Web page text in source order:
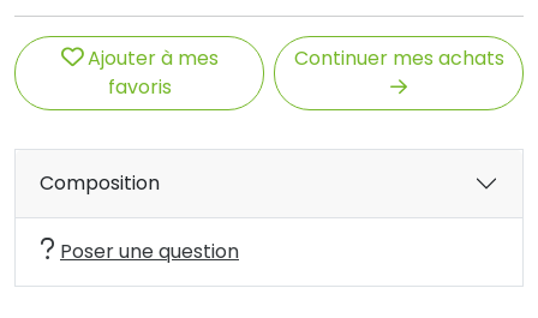
Ajouter à mes
favoris
Continuer mes achats
Composition
Poser une question